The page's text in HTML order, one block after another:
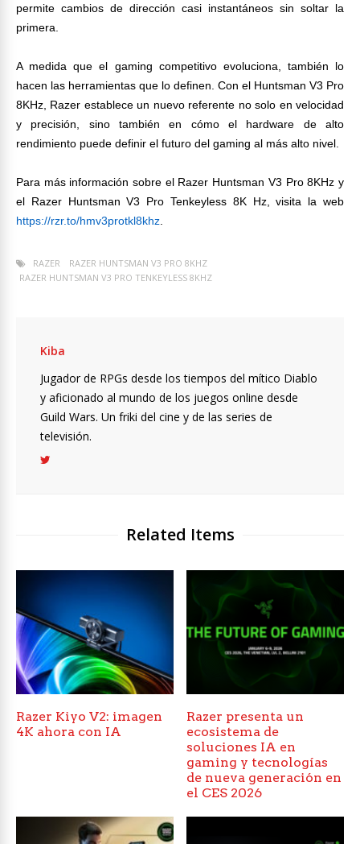
permite cambios de dirección casi instantáneos sin soltar la
primera.
A medida que el gaming competitivo evoluciona, también lo
hacen las herramientas que lo definen. Con el Huntsman V3 Pro
8KHz, Razer establece un nuevo referente no solo en velocidad
y precisión, sino también en cómo el hardware de alto
rendimiento puede definir el futuro del gaming al más alto nivel.
Para más información sobre el Razer Huntsman V3 Pro 8KHz y
el Razer Huntsman V3 Pro Tenkeyless 8K Hz, visita la web
https://rzr.to/hmv3protkl8khz
RAZER
RAZER HUNTSMAN V3 PRO 8KHZ
RAZER HUNTSMAN V3 PRO TENKEYLESS 8KHZ
Kiba
Jugador de RPGs desde los tiempos del mítico Diablo
y aficionado al mundo de los juegos online desde
Guild Wars. Un friki del cine y de las series de
televisión.
Related Items
Razer Kiyo V2: imagen
4K ahora con IA
Razer presenta un
ecosistema de
soluciones IA en
gaming y tecnologías
de nueva generación en
el CES 2026